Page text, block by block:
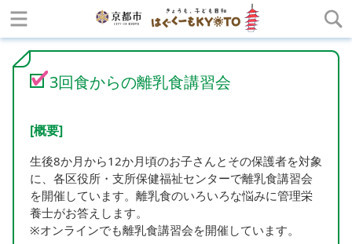
3回食からの離乳食講習会
[概要]
生後8か月から12か月頃のお子さんとその保護者を対象
に、各区役所・支所保健福祉センターで離乳食講習会
を開催しています。離乳食のいろいろな悩みに管理栄
養士がお答えします。
※オンラインでも離乳食講習会を開催しています。